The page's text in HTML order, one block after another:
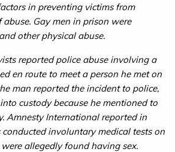
in preventing victims from
Gay men in prison were
other physical abuse.
reported police abuse involving a
en route to meet a person he met on
man reported the incident to police,
custody because he mentioned to
Amnesty International reported in
involuntary medical tests on
allegedly found having sex.